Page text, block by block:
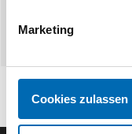
Marketing
Cookies zulassen